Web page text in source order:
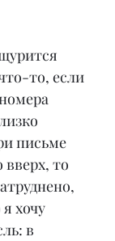
то, если
письме
вверх, то
хочу
в